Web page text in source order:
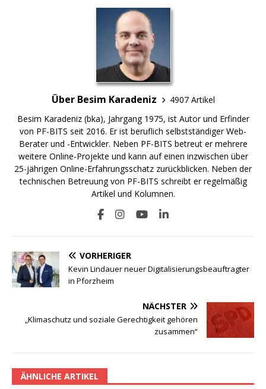
Über Besim Karadeniz
4907 Artikel
Besim Karadeniz (bka), Jahrgang 1975, ist Autor und Erfinder
von PF-BITS seit 2016. Er ist beruflich selbstständiger Web-
Berater und -Entwickler. Neben PF-BITS betreut er mehrere
weitere Online-Projekte und kann auf einen inzwischen über
25-jährigen Online-Erfahrungsschatz zurückblicken. Neben der
technischen Betreuung von PF-BITS schreibt er regelmäßig
Artikel und Kolumnen.
VORHERIGER
Kevin Lindauer neuer Digitalisierungsbeauftragter
in Pforzheim
NÄCHSTER
„Klimaschutz und soziale Gerechtigkeit gehören
zusammen“
ÄHNLICHE ARTIKEL